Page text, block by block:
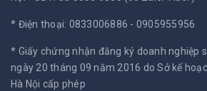
* Điện thoại: 0833006886 - 0905955956
* Giấy chứng nhận đăng ký doanh nghiệp
ngày 20 tháng 09 năm 2016 do Sở kế
Hà Nội cấp phép